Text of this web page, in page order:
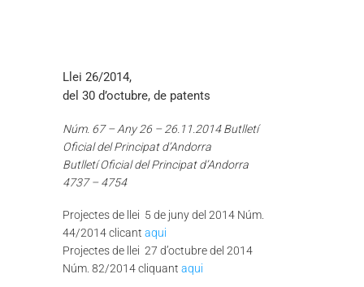
Llei 26/2014,
del 30 d’octubre, de patents
Núm. 67 – Any 26 – 26.11.2014 Butlletí
Oficial del Principat d’Andorra
Butlletí Oficial del Principat d’Andorra
4737 – 4754
Projectes de llei 5 de juny del 2014 Núm.
44/2014 clicantaqui
Projectes de llei 27 d’octubre del 2014
Núm. 82/2014 cliquantaqui